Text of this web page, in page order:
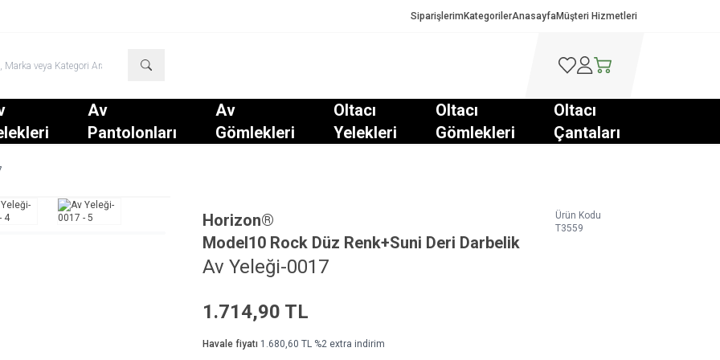
Siparişlerim KategorilerAnasayfaMüşteri Hizmetleri
Favorilerim
Hesabım
Sepetim
Av
Pantolonları
Av
Gömlekleri
Oltacı
Yelekleri
Oltacı
Gömlekleri
Oltacı
Çantaları
Horizon®
Model10 Rock Düz Renk+Suni Deri Darbelik
Av Yeleği-0017
Ürün Kodu
T3559
1.714,90 TL
Havale fiyatı 1.680,60 TL %2 extra indirim